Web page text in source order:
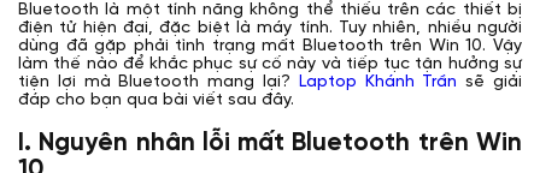
Bluetooth là một tính năng không thể thiếu trên các thiết bị
điện tử hiện đại, đặc biệt là máy tính. Tuy nhiên, nhiều người
dùng đã gặp phải tình trạng mất Bluetooth trên Win 10. Vậy
làm thế nào để khắc phục sự cố này và tiếp tục tận hưởng sự
tiện lợi mà Bluetooth mang lại? Laptop Khánh Trần sẽ giải
đáp cho bạn qua bài viết sau đây.
I. Nguyên nhân lỗi mất Bluetooth trên Win